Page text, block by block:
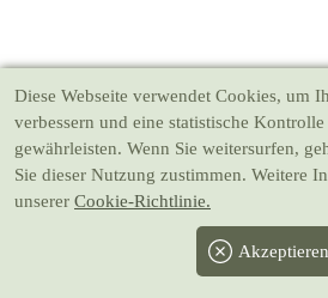
Diese Webseite verwendet Cookies, um
verbessern und eine statistische
gewährleisten. Wenn Sie weitersurfen,
Sie dieser Nutzung zustimmen. Weitere
unserer Cookie-Richtlinie.
Akzeptieren